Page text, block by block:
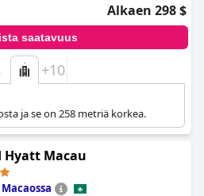
Alkaen 298 $
saatavuus
+10
ja se on 258 metriä korkea.
Hyatt Macau
Macaossa